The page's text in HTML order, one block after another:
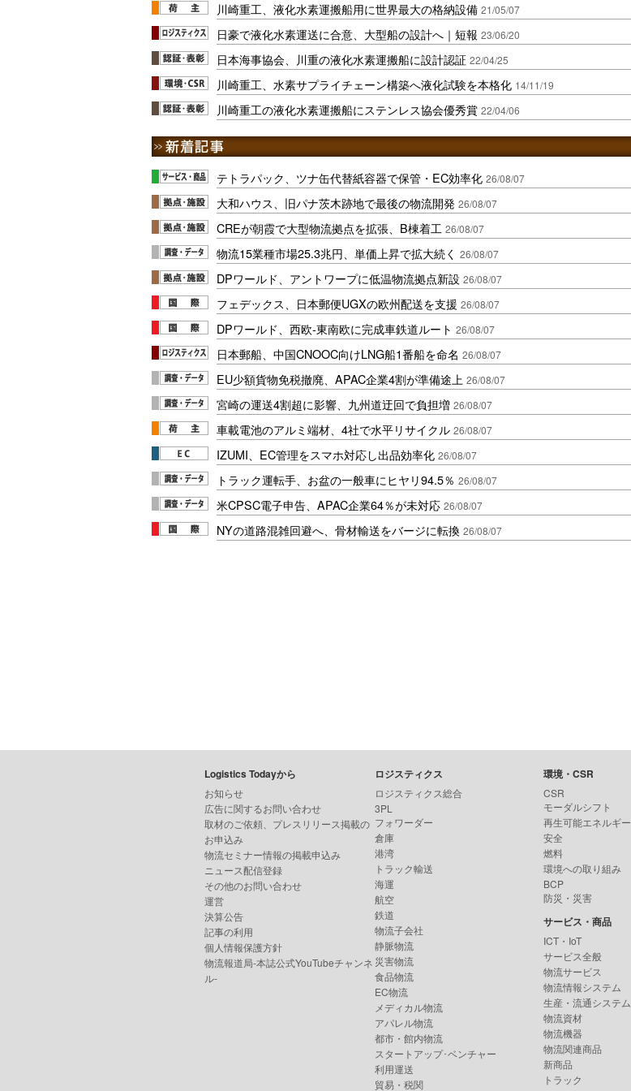
川崎重工、液化水素運搬船用に世界最大の格納設備 21/05/07
日豪で液化水素運送に合意、大型船の設計へ｜短報 23/06/20
日本海事協会、川重の液化水素運搬船に設計認証 22/04/25
川崎重工、水素サプライチェーン構築へ液化試験を本格化 14/11/19
川崎重工の液化水素運搬船にステンレス協会優秀賞 22/04/06
テトラパック、ツナ缶代替紙容器で保管・EC効率化 26/08/07
大和ハウス、旧パナ茨木跡地で最後の物流開発 26/08/07
CREが朝霞で大型物流拠点を拡張、B棟着工 26/08/07
物流15業種市場25.3兆円、単価上昇で拡大続く 26/08/07
DPワールド、アントワープに低温物流拠点新設 26/08/07
フェデックス、日本郵便UGXの欧州配送を支援 26/08/07
DPワールド、西欧-東南欧に完成車鉄道ルート 26/08/07
日本郵船、中国CNOOC向けLNG船1番船を命名 26/08/07
EU少額貨物免税撤廃、APAC企業4割が準備途上 26/08/07
宮崎の運送4割超に影響、九州道迂回で負担増 26/08/07
車載電池のアルミ端材、4社で水平リサイクル 26/08/07
IZUMI、EC管理をスマホ対応し出品効率化 26/08/07
トラック運転手、お盆の一般車にヒヤリ94.5％ 26/08/07
米CPSC電子申告、APAC企業64％が未対応 26/08/07
NYの道路混雑回避へ、骨材輸送をバージに転換 26/08/07
Logistics Todayから
お知らせ
広告に関するお問い合わせ
取材のご依頼、プレスリリース掲載の
お申込み
物流セミナー情報の掲載申込み
ニュース配信登録
その他のお問い合わせ
運営
決算公告
記事の利用
個人情報保護方針
物流報道局-本誌公式YouTubeチャンネ
ル-
ロジスティクス
ロジスティクス総合
3PL
フォワーダー
倉庫
港湾
トラック輸送
海運
航空
鉄道
物流子会社
静脈物流
災害物流
食品物流
EC物流
メディカル物流
アパレル物流
都市・館内物流
スタートアップ･ベンチャー
利用運送
貿易・税関
環境・CSR
CSR
モーダルシフト
再生可能エネルギー
安全
燃料
環境への取り組み
BCP
防災・災害
サービス・商品
ICT・IoT
サービス全般
物流サービス
物流情報システム
生産・流通システム
物流資材
物流機器
物流関連商品
新商品
トラック